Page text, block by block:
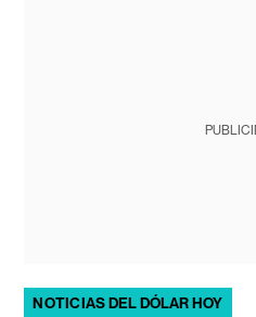
NOTICIAS DEL DÓLAR HOY